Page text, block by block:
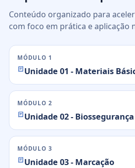
Conteúdo organizado para
com foco em prática e aplicação
MÓDULO 1
Unidade 01 - Materiais
MÓDULO 2
Unidade 02 - Biossegurança
MÓDULO 3
Unidade 03 - Marcação